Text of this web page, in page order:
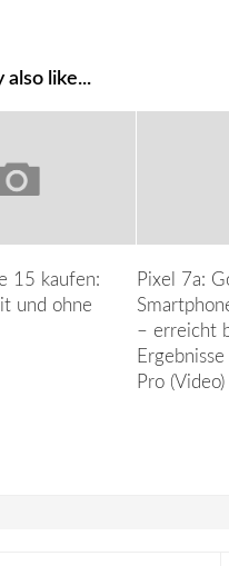
also like...
15 kaufen:
und ohne
Pixel 7a:
– erreicht
Pro (Video)